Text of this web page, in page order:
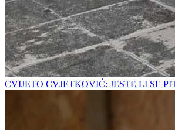
CVIJETO CVJETKOVIĆ: JESTE LI SE